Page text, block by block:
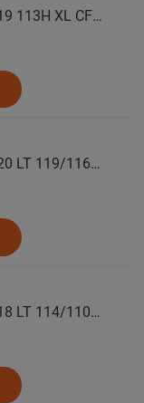
COMFORSER Автошина 265/55 R19 113H XL CF1100 RWL лето
COMFORSER Автошина 265/55 R20 LT 119/116R CF1100 10PR RWL лето
COMFORSER Автошина 265/60 R18 LT 114/110S CF1100 8PR RWL лето